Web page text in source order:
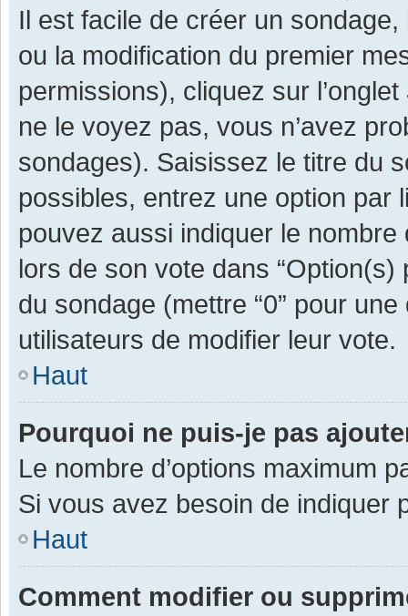
Il est facile de créer un
ou la modification du premier
permissions), cliquez sur l’onglet
ne le voyez pas, vous n’avez
sondages). Saisissez le titre du
possibles, entrez une option par
pouvez aussi indiquer le
lors de son vote dans “Option(s)
du sondage (mettre “0” pour
utilisateurs de modifier leur vote.
Haut
Pourquoi ne puis-je pas
Le nombre d’options maximum
Si vous avez besoin de indiquer
Haut
Comment modifier ou